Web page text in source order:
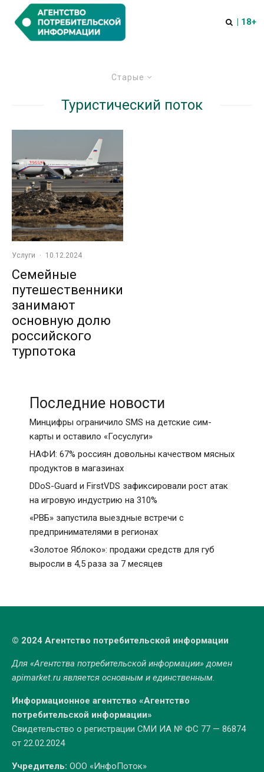
| 18+
Старые
Туристический поток
Услуги · 10.12.2024
Семейные
путешественники
занимают
основную долю
российского
турпотока
Последние новости
Минцифры ограничило SMS на детские сим-
карты и оставило «Госуслуги»
НАФИ: 67% россиян довольны качеством мясных
продуктов в магазинах
DDoS-Guard и FirstVDS зафиксировали рост атак
на игровую индустрию на 310%
«РВБ» запустила выездные встречи с
предпринимателями в регионах
«Золотое Яблоко»: продажи средств для губ
выросли в 4,5 раза за 7 месяцев
© 2024 Агентство потребительской информации
Для «Агентства потребительской информации» домен
apimarket.ruявляется основным и единственным.
Информационное агентство «Агентство
потребительской информации»
Свидетельство о регистрации СМИ ИА № ФС 77 — 86874
от 22.02.2024
Учредитель: ООО «ИнфоПоток»